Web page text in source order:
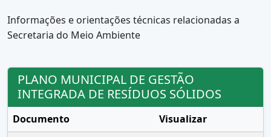
Informações e orientações técnicas relacionadas a
Secretaria do Meio Ambiente
PLANO MUNICIPAL DE GESTÃO
INTEGRADA DE RESÍDUOS SÓLIDOS
Documento
Visualizar